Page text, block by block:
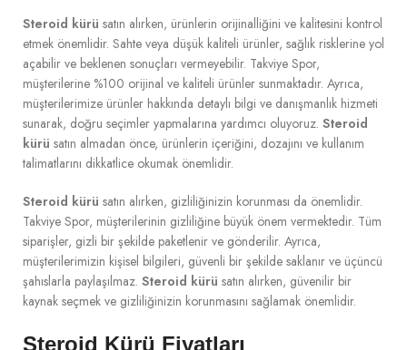
Steroid kürü satın alırken, ürünlerin orijinalliğini ve kalitesini kontrol
etmek önemlidir. Sahte veya düşük kaliteli ürünler, sağlık risklerine yol
açabilir ve beklenen sonuçları vermeyebilir. Takviye Spor,
müşterilerine %100 orijinal ve kaliteli ürünler sunmaktadır. Ayrıca,
müşterilerimize ürünler hakkında detaylı bilgi ve danışmanlık hizmeti
sunarak, doğru seçimler yapmalarına yardımcı oluyoruz. Steroid
kürü satın almadan önce, ürünlerin içeriğini, dozajını ve kullanım
talimatlarını dikkatlice okumak önemlidir.
Steroid kürü satın alırken, gizliliğinizin korunması da önemlidir.
Takviye Spor, müşterilerinin gizliliğine büyük önem vermektedir. Tüm
siparişler, gizli bir şekilde paketlenir ve gönderilir. Ayrıca,
müşterilerimizin kişisel bilgileri, güvenli bir şekilde saklanır ve üçüncü
şahıslarla paylaşılmaz. Steroid kürü satın alırken, güvenilir bir
kaynak seçmek ve gizliliğinizin korunmasını sağlamak önemlidir.
Steroid Kürü Fiyatları